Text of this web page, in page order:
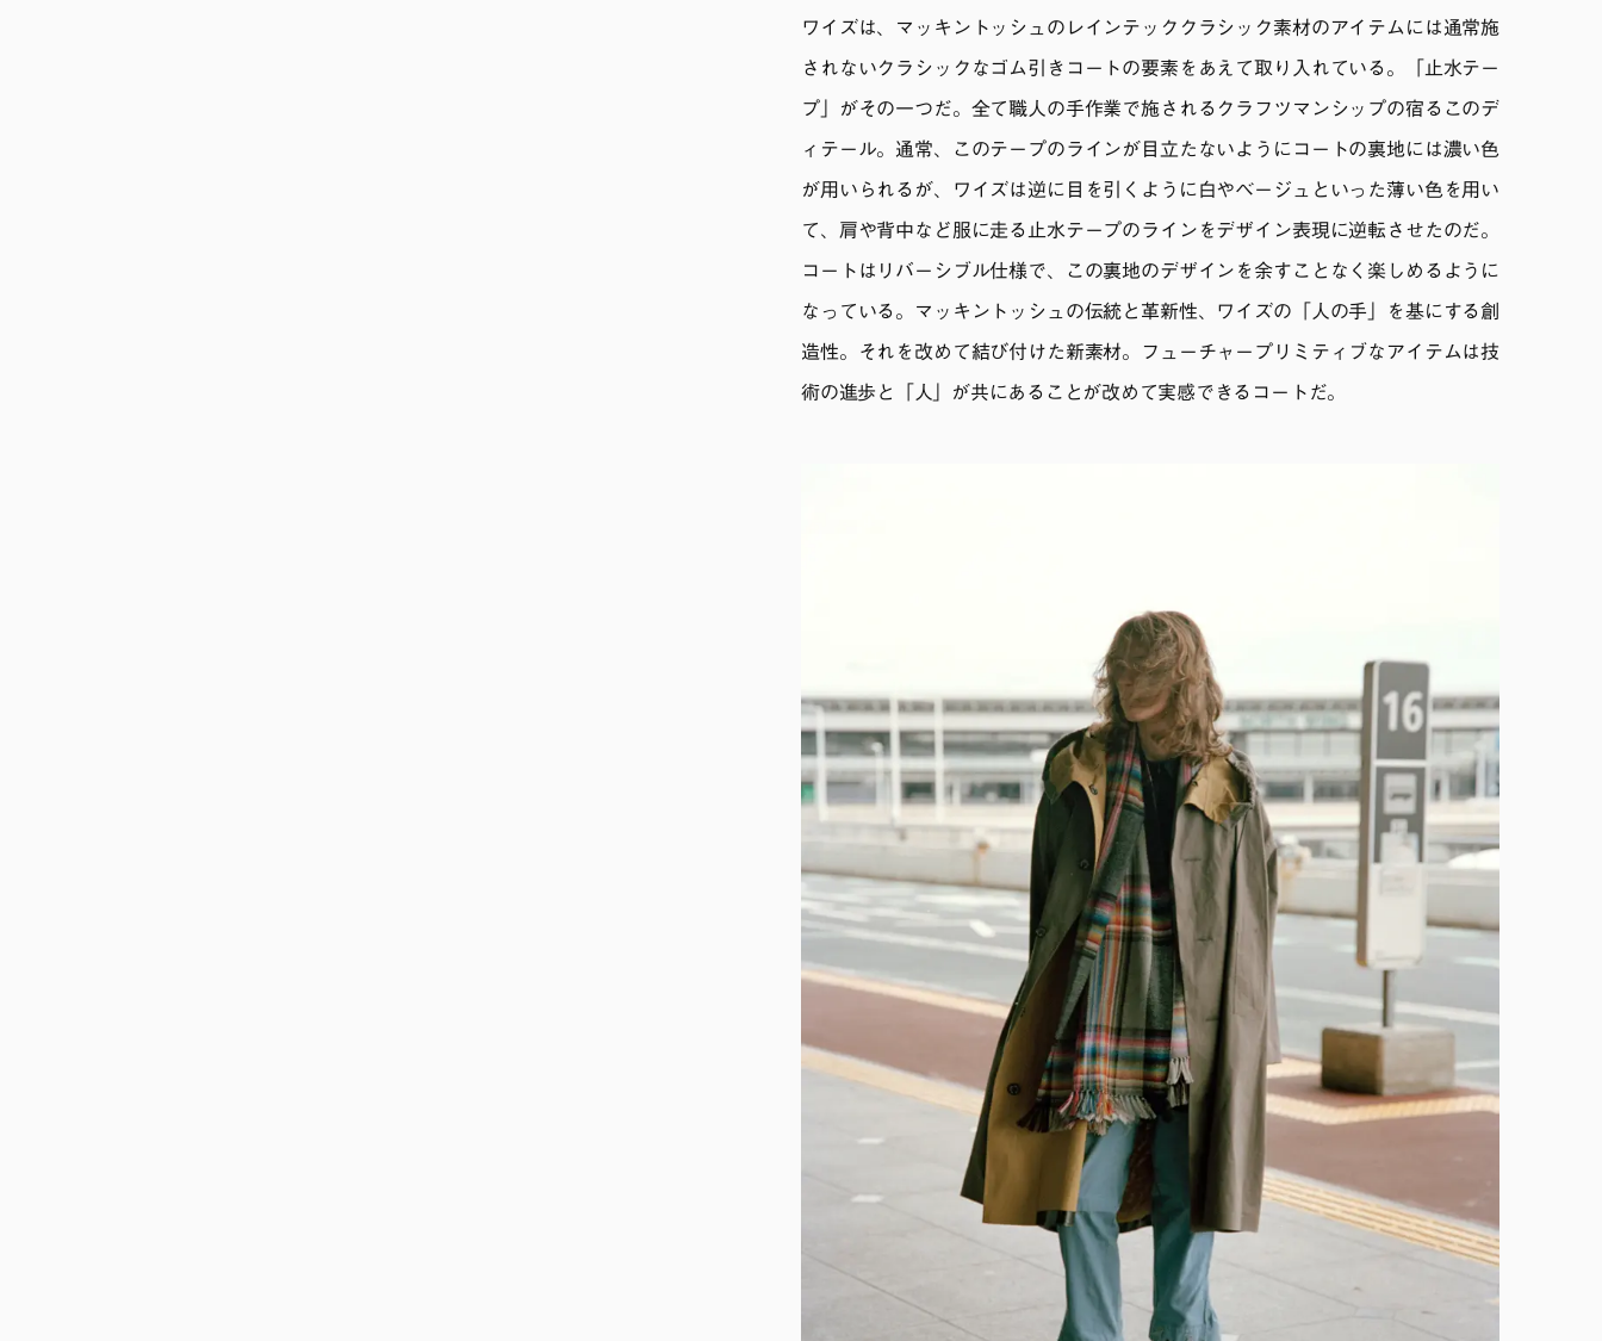
ワイズは、マッキントッシュのレインテッククラシック素材のアイテムには通常施
されないクラシックなゴム引きコートの要素をあえて取り入れている。「止水テー
プ」がその一つだ。全て職人の手作業で施されるクラフツマンシップの宿るこのデ
ィテール。通常、このテープのラインが目立たないようにコートの裏地には濃い色
が用いられるが、ワイズは逆に目を引くように白やベージュといった薄い色を用い
て、肩や背中など服に走る止水テープのラインをデザイン表現に逆転させたのだ。
コートはリバーシブル仕様で、この裏地のデザインを余すことなく楽しめるように
なっている。マッキントッシュの伝統と革新性、ワイズの「人の手」を基にする創
造性。それを改めて結び付けた新素材。フューチャープリミティブなアイテムは技
術の進歩と「人」が共にあることが改めて実感できるコートだ。